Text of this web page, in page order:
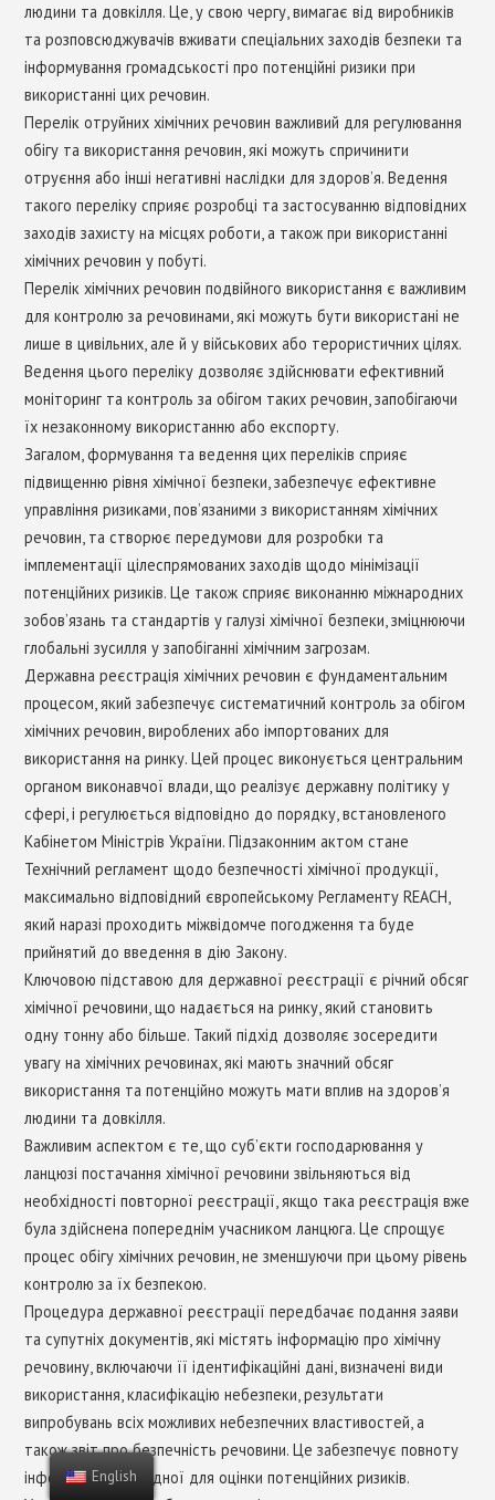
людини та довкілля. Це, у свою чергу, вимагає від виробників
та розповсюджувачів вживати спеціальних заходів безпеки та
інформування громадськості про потенційні ризики при
використанні цих речовин.
Перелік отруйних хімічних речовин важливий для регулювання
обігу та використання речовин, які можуть спричинити
отруєння або інші негативні наслідки для здоров’я. Ведення
такого переліку сприяє розробці та застосуванню відповідних
заходів захисту на місцях роботи, а також при використанні
хімічних речовин у побуті.
Перелік хімічних речовин подвійного використання є важливим
для контролю за речовинами, які можуть бути використані не
лише в цивільних, але й у військових або терористичних цілях.
Ведення цього переліку дозволяє здійснювати ефективний
моніторинг та контроль за обігом таких речовин, запобігаючи
їх незаконному використанню або експорту.
Загалом, формування та ведення цих переліків сприяє
підвищенню рівня хімічної безпеки, забезпечує ефективне
управління ризиками, пов’язаними з використанням хімічних
речовин, та створює передумови для розробки та
імплементації цілеспрямованих заходів щодо мінімізації
потенційних ризиків. Це також сприяє виконанню міжнародних
зобов’язань та стандартів у галузі хімічної безпеки, зміцнюючи
глобальні зусилля у запобіганні хімічним загрозам.
Державна реєстрація хімічних речовин є фундаментальним
процесом, який забезпечує систематичний контроль за обігом
хімічних речовин, вироблених або імпортованих для
використання на ринку. Цей процес виконується центральним
органом виконавчої влади, що реалізує державну політику у
сфері, і регулюється відповідно до порядку, встановленого
Кабінетом Міністрів України. Підзаконним актом стане
Технічний регламент щодо безпечності хімічної продукції,
максимально відповідний європейському Регламенту REACH,
який наразі проходить міжвідомче погодження та буде
прийнятий до введення в дію Закону.
Ключовою підставою для державної реєстрації є річний обсяг
хімічної речовини, що надається на ринку, який становить
одну тонну або більше. Такий підхід дозволяє зосередити
увагу на хімічних речовинах, які мають значний обсяг
використання та потенційно можуть мати вплив на здоров’я
людини та довкілля.
Важливим аспектом є те, що суб’єкти господарювання у
ланцюзі постачання хімічної речовини звільняються від
необхідності повторної реєстрації, якщо така реєстрація вже
була здійснена попереднім учасником ланцюга. Це спрощує
процес обігу хімічних речовин, не зменшуючи при цьому рівень
контролю за їх безпекою.
Процедура державної реєстрації передбачає подання заяви
та супутніх документів, які містять інформацію про хімічну
речовину, включаючи її ідентифікаційні дані, визначені види
використання, класифікацію небезпеки, результати
випробувань всіх можливих небезпечних властивостей, а
також звіт про безпечність речовини. Це забезпечує повноту
інформації, необхідної для оцінки потенційних ризиків.
English